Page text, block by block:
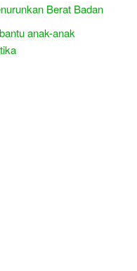
Berat Badan
anak-anak